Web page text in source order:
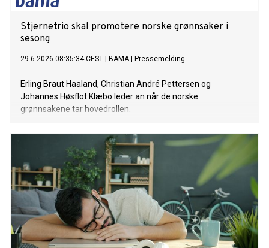
Stjernetrio skal promotere norske grønnsaker i
sesong
29.6.2026 08:35:34 CEST BAMA| Pressemelding
Erling Braut Haaland, Christian André Pettersen og
Johannes Høsflot Klæbo leder an når de norske
grønnsakene tar hovedrollen.